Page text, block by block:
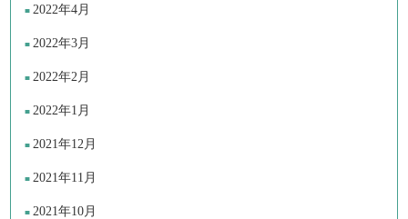
2022年4月
2022年3月
2022年2月
2022年1月
2021年12月
2021年11月
2021年10月